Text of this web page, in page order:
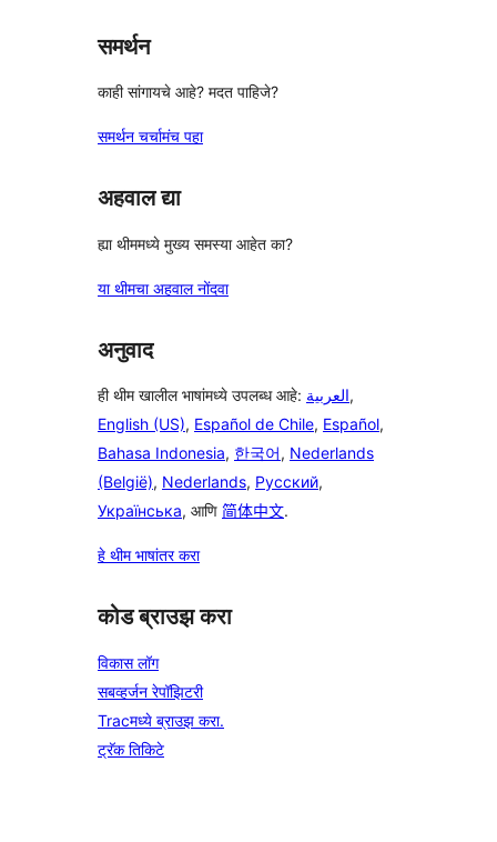
समर्थन
काही सांगायचे आहे? मदत पाहिजे?
समर्थन चर्चामंच पहा
अहवाल द्या
ह्या थीममध्ये मुख्य समस्या आहेत का?
या थीमचा अहवाल नोंदवा
अनुवाद
ही थीम खालील भाषांमध्ये उपलब्ध आहे: العربية,
English (US), Español de Chile, Español,
Bahasa Indonesia, 한국어, Nederlands
(België), Nederlands, Русский,
Українська, आणि 简体中文.
हे थीम भाषांतर करा
कोड ब्राउझ करा
विकास लॉग
सबव्हर्जन रेपॉझिटरी
Tracमध्ये ब्राउझ करा.
ट्रॅक तिकिटे